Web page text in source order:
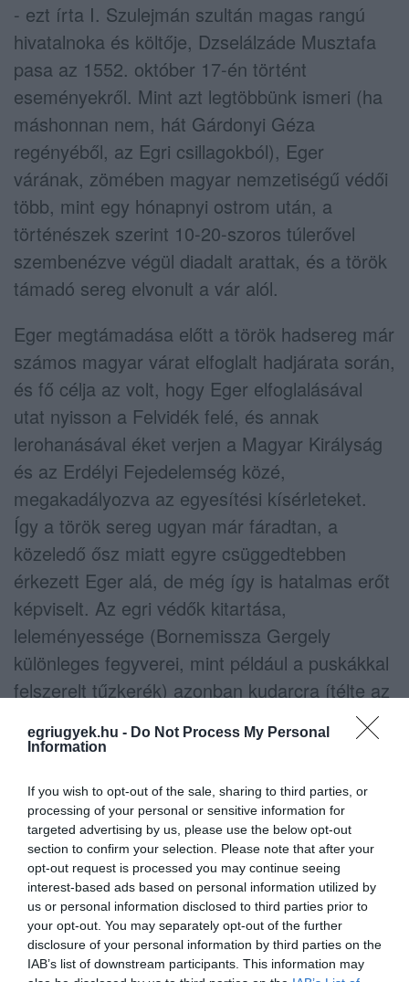
egriugyek.hu - Do Not Process My Personal
Information
If you wish to opt-out of the sale, sharing to third parties, or
processing of your personal or sensitive information for
targeted advertising by us, please use the below opt-out
section to confirm your selection. Please note that after your
opt-out request is processed you may continue seeing
interest-based ads based on personal information utilized by
us or personal information disclosed to third parties prior to
your opt-out. You may separately opt-out of the further
disclosure of your personal information by third parties on the
IAB’s list of downstream participants. This information may
- ezt írta I. Szulejmán szultán magas rangú
hivatalnoka és költője, Dzselálzáde Musztafa
pasa az 1552. október 17-én történt
eseményekről. Mint azt legtöbbünk ismeri (ha
máshonnan nem, hát Gárdonyi Géza
regényéből, az Egri csillagokból), Eger
várának, zömében magyar nemzetiségű védői
több, mint egy hónapnyi ostrom után, a
történészek szerint 10-20-szoros túlerővel
szembenézve végül diadalt arattak, és a török
támadó sereg elvonult a vár alól.
Eger megtámadása előtt a török hadsereg már
számos magyar várat elfoglalt hadjárata során,
és fő célja az volt, hogy Eger elfoglalásával
utat nyisson a Felvidék felé, és annak
lerohanásával éket verjen a Magyar Királyság
és az Erdélyi Fejedelemség közé,
megakadályozva az egyesítési kísérleteket.
Így a török sereg ugyan már fáradtan, a
közeledő ősz miatt egyre csüggedtebben
érkezett Eger alá, de még így is hatalmas erőt
képviselt. Az egri védők kitartása,
leleményessége (Bornemissza Gergely
különleges fegyverei, mint például a puskákkal
felszerelt tűzkerék) azonban kudarcra ítélte az
ment, és még ma is fontos fejezete a magyar
és a világtörténelem lapjainak.
Az alábbi képen aPazirik Kft. digitális
rekonstrukcióját, valamint Varga Ádám
Levente fotóját láthatják egymás alatt, Eger
várának 1552-es, feltételezett állapotát az
ostrom idején, valamint ugyanazt a helyet